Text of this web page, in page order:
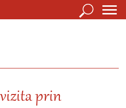
Căutare
prin